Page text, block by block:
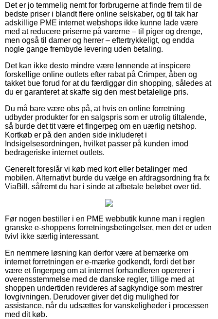
Det er jo temmelig nemt for forbrugerne at finde frem til de
bedste priser i blandt flere online selskaber, og til tak har
adskillige PME internet webshops ikke kunne lade være
med at reducere priserne på varerne – til piger og drenge,
men også til damer og herrer – eftertrykkeligt, og endda
nogle gange frembyde levering uden betaling.
Det kan ikke desto mindre være lønnende at inspicere
forskellige online outlets efter rabat på Crimper, åben og
takket bue forud for at du færdiggør din shopping, således at
du er garanteret at skaffe sig den mest betalelige pris.
Du må bare være obs på, at hvis en online forretning
udbyder produkter for en salgspris som er utrolig tiltalende,
så burde det tit være et fingerpeg om en uærlig netshop.
Kortkøb er på den anden side inkluderet i
Indsigelsesordningen, hvilket passer på kunden imod
bedrageriske internet outlets.
Generelt foreslår vi køb med kort eller betalinger med
mobilen. Alternativt burde du vælge en afdragsordning fra fx
ViaBill, såfremt du har i sinde at afbetale beløbet over tid.
Før nogen bestiller i en PME webbutik kunne man i reglen
granske e-shoppens forretningsbetingelser, men det er uden
tvivl ikke særlig interessant.
En nemmere løsning kan derfor være at bemærke om
internet forretningen er e-mærke godkendt, fordi det bør
være et fingerpeg om at internet forhandleren opererer i
overensstemmelse med de danske regler, tillige med at
shoppen undertiden revideres af sagkyndige som mestrer
lovgivningen. Derudover giver det dig mulighed for
assistance, når du udsættes for vanskeligheder i processen
med dit køb.